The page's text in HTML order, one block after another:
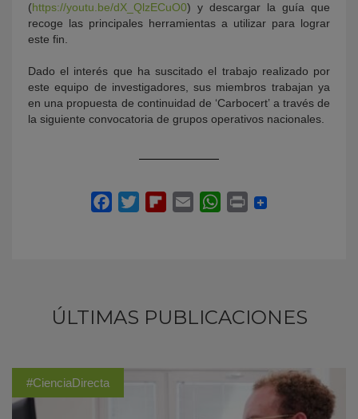
(https://youtu.be/dX_QlzECuO0) y descargar la guía que
recoge las principales herramientas a utilizar para lograr
este fin.
Dado el interés que ha suscitado el trabajo realizado por
este equipo de investigadores, sus miembros trabajan ya
en una propuesta de continuidad de ‘Carbocert’ a través de
la siguiente convocatoria de grupos operativos nacionales.
ÚLTIMAS PUBLICACIONES
#CienciaDirecta